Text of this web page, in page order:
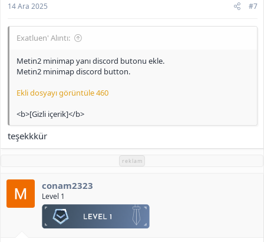
14 Ara 2025 #7
Exatluen' Alıntı:
Metin2 minimap yanı discord butonu ekle.
Metin2 minimap discord button.
Ekli dosyayı görüntüle 460
<b>[Gizli içerik]</b>
teşekkkür
reklam
conam2323
Level 1